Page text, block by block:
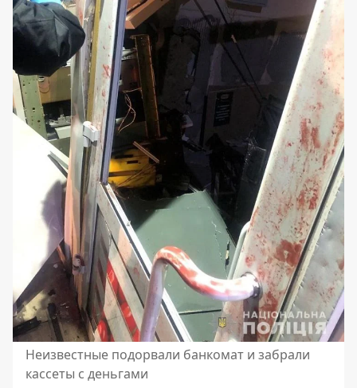
Неизвестные подорвали банкомат и забрали
кассеты с деньгами